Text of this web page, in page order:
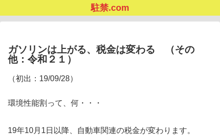
駐禁.com
ガソリンは上がる、税金は変わる （その
他：令和２１）
（初出：19/09/28）
環境性能割って、何・・・
19年10月1日以降、自動車関連の税金が変わります。